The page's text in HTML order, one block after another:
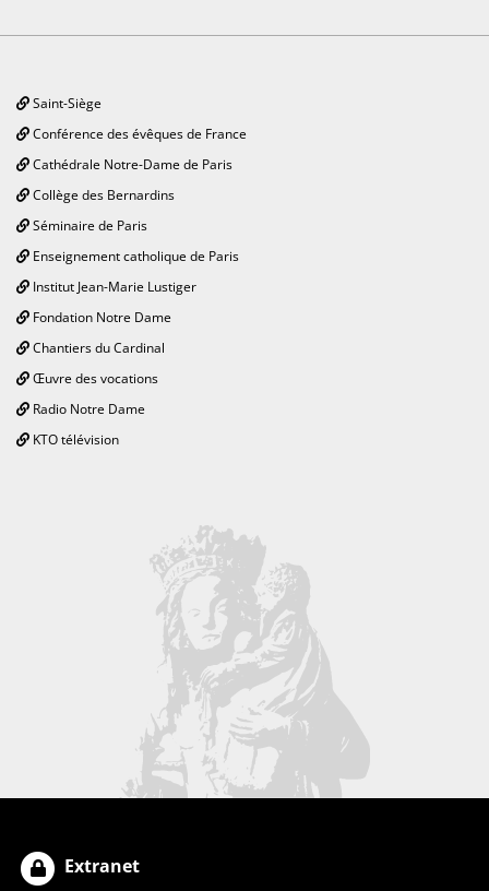
Saint-Siège
Conférence des évêques de France
Cathédrale Notre-Dame de Paris
Collège des Bernardins
Séminaire de Paris
Enseignement catholique de Paris
Institut Jean-Marie Lustiger
Fondation Notre Dame
Chantiers du Cardinal
Œuvre des vocations
Radio Notre Dame
KTO télévision
Extranet